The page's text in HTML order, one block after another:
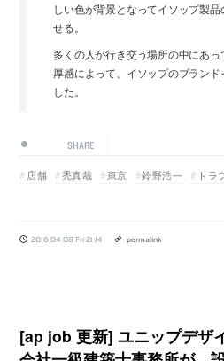
しい色が背景となってイソップ製
せる。
多くの人が行き交う場所の中にあ
厚感によって、イソップのブラン
した。
SHARE
店舗 禿真哉 東京 鈴野浩一 トラ
2016.04.08 Fri 21:14 permalink
[ap job 更新] ユニップデザ